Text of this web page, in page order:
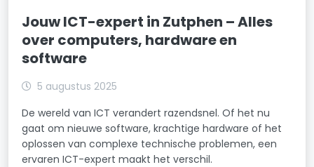
Jouw ICT-expert in Zutphen – Alles
over computers, hardware en
software
5 augustus 2025
De wereld van ICT verandert razendsnel. Of het nu
gaat om nieuwe software, krachtige hardware of het
oplossen van complexe technische problemen, een
ervaren ICT-expert maakt het verschil.